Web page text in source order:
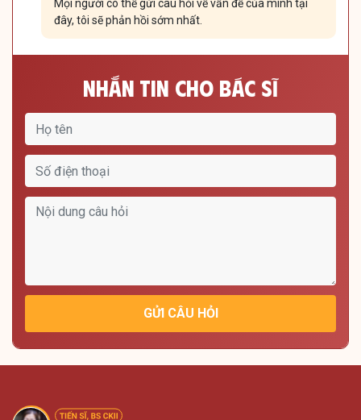
Mọi người có thể gửi câu hỏi về vấn đề của mình tại
đây, tôi sẽ phản hồi sớm nhất.
Nhắn Tin Cho Bác Sĩ
GỬI CÂU HỎI